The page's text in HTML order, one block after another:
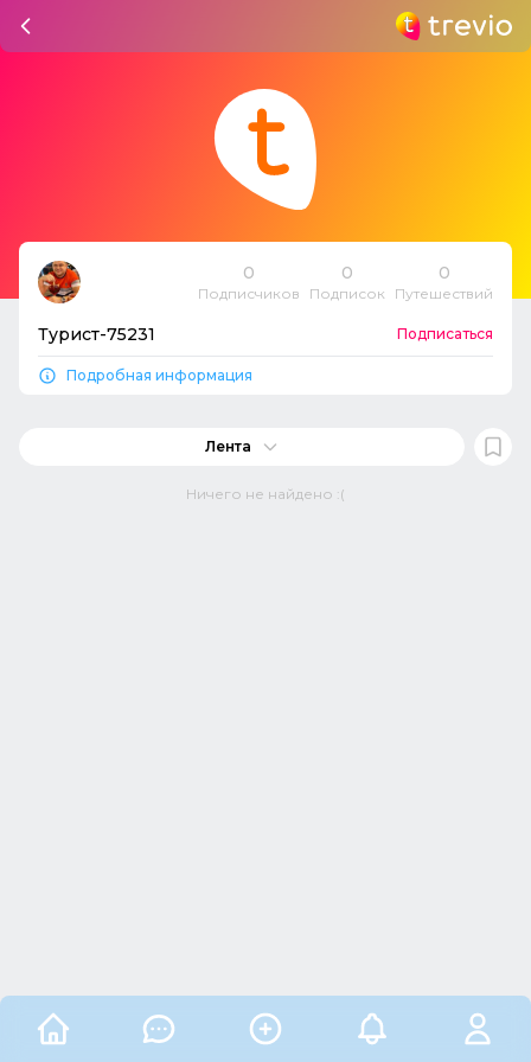
0
Подписчиков
0
Подписок
0
Путешествий
Турист-75231 Подписаться
Подробная информация
Лента
Ничего не найдено :(